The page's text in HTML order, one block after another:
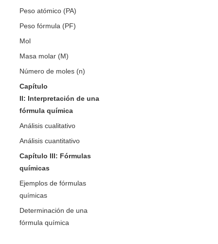
Peso atómico (PA)
Peso fórmula (PF)
Mol
Masa molar (M)
Número de moles (n)
Capítulo
II: Interpretación de una
fórmula química
Análisis cualitativo
Análisis cuantitativo
Capítulo III: Fórmulas
químicas
Ejemplos de fórmulas
químicas
Determinación de una
fórmula química